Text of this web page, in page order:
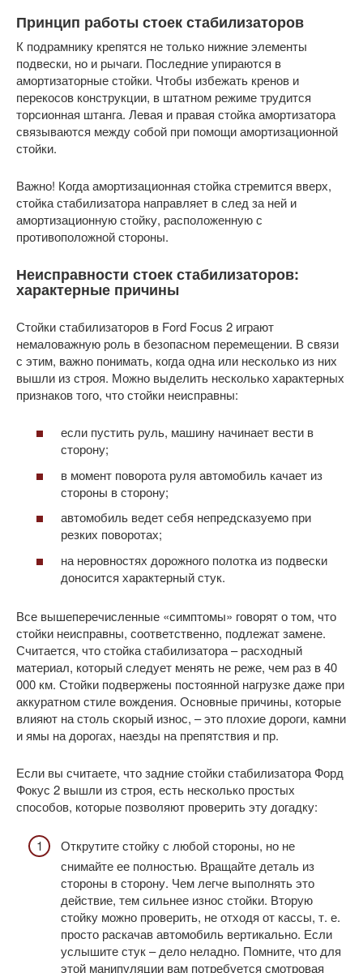
Принцип работы стоек стабилизаторов
К подрамнику крепятся не только нижние элементы
подвески, но и рычаги. Последние упираются в
амортизаторные стойки. Чтобы избежать кренов и
перекосов конструкции, в штатном режиме трудится
торсионная штанга. Левая и правая стойка амортизатора
связываются между собой при помощи амортизационной
стойки.
Важно! Когда амортизационная стойка стремится вверх,
стойка стабилизатора направляет в след за ней и
амортизационную стойку, расположенную с
противоположной стороны.
Неисправности стоек стабилизаторов:
характерные причины
Стойки стабилизаторов в Ford Focus 2 играют
немаловажную роль в безопасном перемещении. В связи
с этим, важно понимать, когда одна или несколько из них
вышли из строя. Можно выделить несколько характерных
признаков того, что стойки неисправны:
если пустить руль, машину начинает вести в
сторону;
в момент поворота руля автомобиль качает из
стороны в сторону;
автомобиль ведет себя непредсказуемо при
резких поворотах;
на неровностях дорожного полотка из подвески
доносится характерный стук.
Все вышеперечисленные «симптомы» говорят о том, что
стойки неисправны, соответственно, подлежат замене.
Считается, что стойка стабилизатора – расходный
материал, который следует менять не реже, чем раз в 40
000 км. Стойки подвержены постоянной нагрузке даже при
аккуратном стиле вождения. Основные причины, которые
влияют на столь скорый износ, – это плохие дороги, камни
и ямы на дорогах, наезды на препятствия и пр.
Если вы считаете, что задние стойки стабилизатора Форд
Фокус 2 вышли из строя, есть несколько простых
способов, которые позволяют проверить эту догадку:
Открутите стойку с любой стороны, но не
снимайте ее полностью. Вращайте деталь из
стороны в сторону. Чем легче выполнять это
действие, тем сильнее износ стойки. Вторую
стойку можно проверить, не отходя от кассы, т. е.
просто раскачав автомобиль вертикально. Если
услышите стук – дело неладно. Помните, что для
этой манипуляции вам потребуется смотровая